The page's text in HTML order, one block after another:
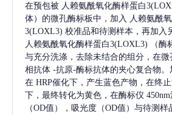
在预包被 人赖氨酰氧化酶样蛋白
体）的微孔酶标板中，加入
人赖氨酰
3(LOXL3) 校准品和待测样本，再加入
人赖氨酰氧化酶样蛋白3(LOXL3)
（
与充分洗涤，去除未结合的组分，在微
相抗体 -抗原-酶标抗体的夹心复合物
在 HRP催化下，产生蓝色产物，在终
下，最终转化为黄色，在酶标仪
（OD值），吸光度（OD值）与待测样